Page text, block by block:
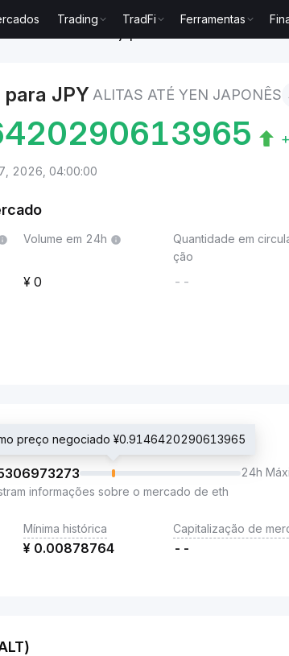
Trading TradFi Ferramentas
para JPY ALITAS ATÉ YEN JAPONÊS
2026, 04:00:00
Volume em 24h
0
Quantidade em
ção
--
preço negociado ¥0.9146420290613965
24h
informações sobre o mercado de eth
Mínima histórica
¥ 0.00878764
Capitalização de
--